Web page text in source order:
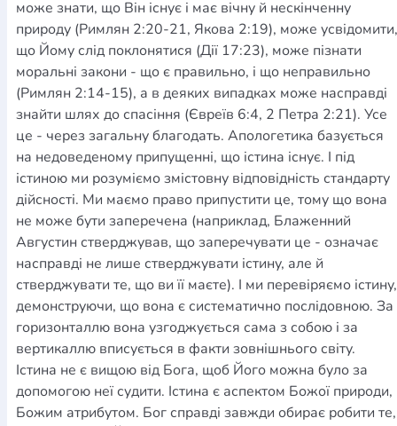
може знати, що Він існує і має вічну й нескінченну
природу (Римлян 2:20-21, Якова 2:19), може усвідомити,
що Йому слід поклонятися (Дії 17:23), може пізнати
моральні закони - що є правильно, і що неправильно
(Римлян 2:14-15), а в деяких випадках може насправді
знайти шлях до спасіння (Євреїв 6:4, 2 Петра 2:21). Усе
це - через загальну благодать. Апологетика базується
на недоведеному припущенні, що істина існує. І під
істиною ми розуміємо змістовну відповідність стандарту
дійсності. Ми маємо право припустити це, тому що вона
не може бути заперечена (наприклад, Блаженний
Августин стверджував, що заперечувати це - означає
насправді не лише стверджувати істину, але й
стверджувати те, що ви її маєте). І ми перевіряємо істину,
демонструючи, що вона є систематично послідовною. За
горизонталлю вона узгоджується сама з собою і за
вертикаллю вписується в факти зовнішнього світу.
Істина не є вищою від Бога, щоб Його можна було за
допомогою неї судити. Істина є аспектом Божої природи,
Божим атрибутом. Бог справді завжди обирає робити те,